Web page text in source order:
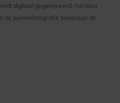
digitaal gegenereerd, hierdoor
de paneelfotografie bovenaan de